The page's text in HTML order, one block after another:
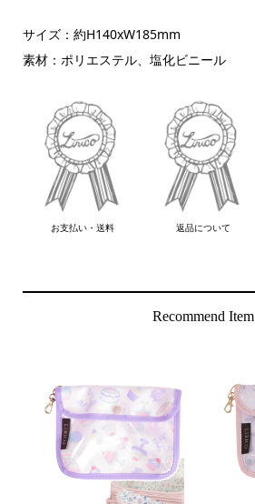
サイズ：約H140xW185mm
素材：ポリエステル、塩化ビニール
お支払い・送料 返品について
Recommend Item